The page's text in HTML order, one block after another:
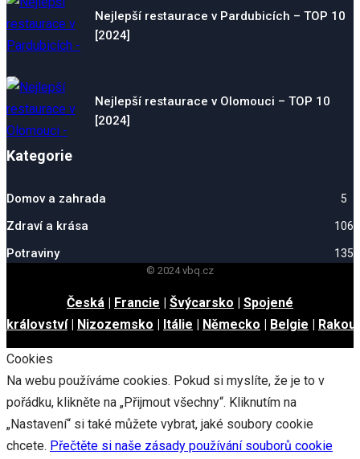
Nejlepší restaurace v Pardubicích – TOP 10
[2024]
Nejlepší restaurace v Olomouci – TOP 10
[2024]
Kategorie
Domov a zahrada 5
Zdraví a krása 106
Potraviny 135
© 2024 vbq.cz
Česká Francie Švýcarsko
Spojené
království| Nizozemsko Itálie Německo Belgie
Cookies
Na webu používáme cookies. Pokud si myslíte, že je to v
pořádku, klikněte na „Přijmout všechny“. Kliknutím na
„Nastavení“ si také můžete vybrat, jaké soubory cookie
chcete. Přečtěte si naše zásady používání souborů cookie